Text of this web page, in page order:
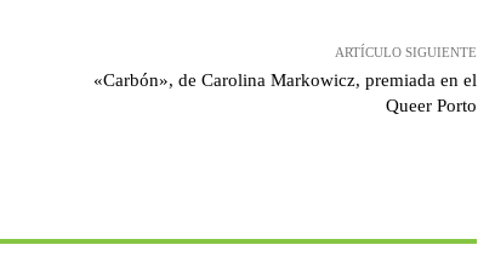
ARTÍCULO SIGUIENTE
«Carbón», de Carolina Markowicz, premiada en el
Queer Porto